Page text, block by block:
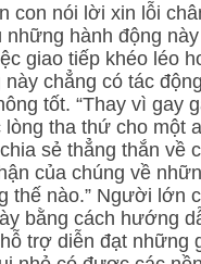
con nói lời xin lỗi
hành động
giao tiếp khéo léo
chẳng có tác
tốt. “Thay vì gay
tha thứ cho một
sẻ thẳng thắn về
của chúng về
thế nào.” Người lớn
bằng cách hướng
trợ diễn đạt những